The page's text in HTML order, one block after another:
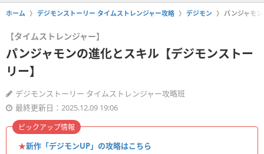
ホーム デジモンストーリー タイムストレンジャー攻略 デジモン パンジャモ
【タイムストレンジャー】
パンジャモンの進化とスキル【デジモンストー
リー】
デジモンストーリー タイムストレンジャー攻略班
最終更新日：2025.12.09 19:06
★新作「デジモンUP」の攻略はこちら
ピックアップ情報